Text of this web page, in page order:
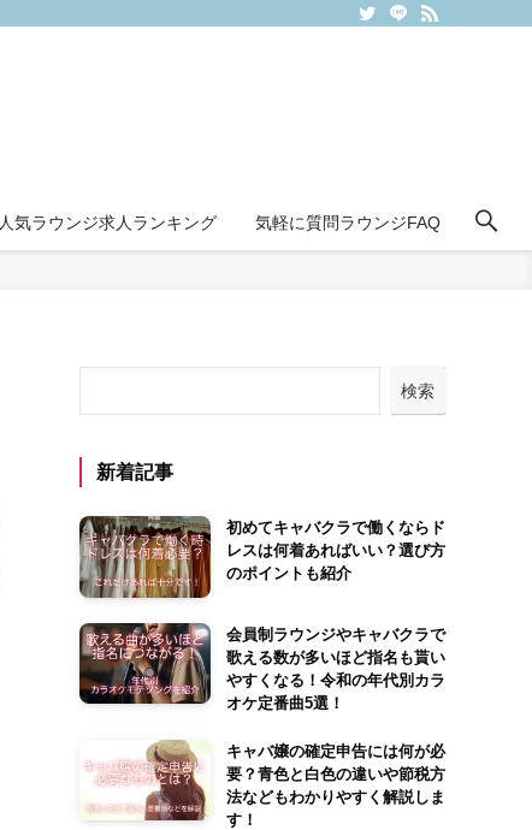
気ラウンジ求人ランキング 気軽に質問ラウンジFAQ
検索
新着記事
初めてキャバクラで働くならド
レスは何着あればいい？選び方
のポイントも紹介
会員制ラウンジやキャバクラで
歌える数が多いほど指名も貰い
やすくなる！令和の年代別カラ
オケ定番曲5選！
キャバ嬢の確定申告には何が必
要？青色と白色の違いや節税方
法などもわかりやすく解説しま
す！